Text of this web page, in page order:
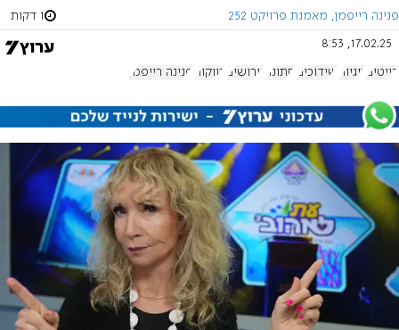
פנינה רייפמן, מאמנת פרויקט 252 1 דקות
17.02.25, 8:53
דייטים זוגיות שידוכים חתונה גירושים רווקות פנינה רייפמן